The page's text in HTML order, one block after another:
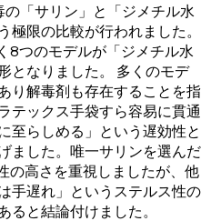
「サリン」と「ジメチル水
限の比較が行われました。
8つのモデルが「ジメチル水
となりました。 多くのモデ
り解毒剤も存在することを指
テックス手袋すら容易に貫通
至らしめる」という遅効性と
ました。唯一サリンを選んだ
の高さを重視しましたが、他
手遅れ」というステルス性の
ると結論付けました。